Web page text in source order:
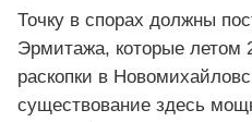
Точку в спорах должны
Эрмитажа, которые летом
раскопки в
существование здесь